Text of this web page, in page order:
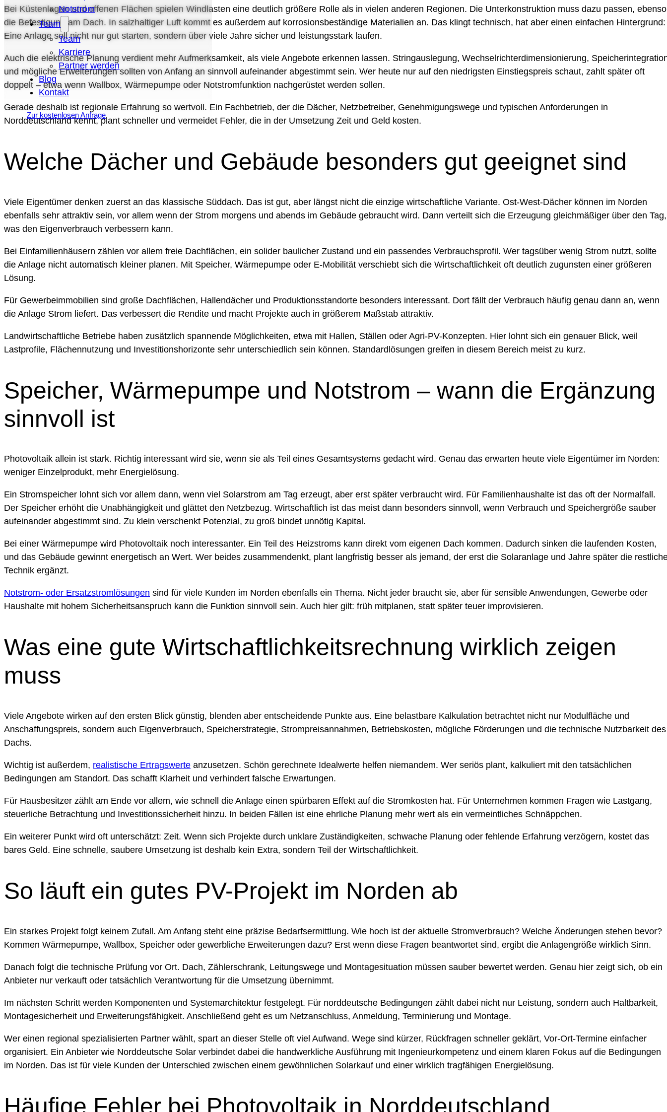
Notstrom
Team
Team
Karriere
Partner werden
Blog
Kontakt
Zur kostenlosen Anfrage
Bei Küstenlagen und offenen Flächen spielen Windlasten eine deutlich größere Rolle als in vielen anderen Regionen. Die Unterkonstruktion muss dazu passen, ebenso
die Befestigung am Dach. In salzhaltiger Luft kommt es außerdem auf korrosionsbeständige Materialien an. Das klingt technisch, hat aber einen einfachen Hintergrund:
Eine Anlage soll nicht nur gut starten, sondern über viele Jahre sicher und leistungsstark laufen.
Auch die elektrische Planung verdient mehr Aufmerksamkeit, als viele Angebote erkennen lassen. Stringauslegung, Wechselrichterdimensionierung,
und mögliche Erweiterungen sollten von Anfang an sinnvoll aufeinander abgestimmt sein. Wer heute nur auf den niedrigsten Einstiegspreis schaut, zahlt später oft
doppelt – etwa wenn Wallbox, Wärmepumpe oder Notstromfunktion nachgerüstet werden sollen.
Gerade deshalb ist regionale Erfahrung so wertvoll. Ein Fachbetrieb, der die Dächer, Netzbetreiber, Genehmigungswege und typischen Anforderungen in
Norddeutschland kennt, plant schneller und vermeidet Fehler, die in der Umsetzung Zeit und Geld kosten.
Welche Dächer und Gebäude besonders gut geeignet sind
Viele Eigentümer denken zuerst an das klassische Süddach. Das ist gut, aber längst nicht die einzige wirtschaftliche Variante. Ost-West-Dächer können im Norden
ebenfalls sehr attraktiv sein, vor allem wenn der Strom morgens und abends im Gebäude gebraucht wird. Dann verteilt sich die Erzeugung gleichmäßiger über den Tag,
was den Eigenverbrauch verbessern kann.
Bei Einfamilienhäusern zählen vor allem freie Dachflächen, ein solider baulicher Zustand und ein passendes Verbrauchsprofil. Wer tagsüber wenig Strom nutzt, sollte
die Anlage nicht automatisch kleiner planen. Mit Speicher, Wärmepumpe oder E-Mobilität verschiebt sich die Wirtschaftlichkeit oft deutlich zugunsten einer größeren
Lösung.
Für Gewerbeimmobilien sind große Dachflächen, Hallendächer und Produktionsstandorte besonders interessant. Dort fällt der Verbrauch häufig genau dann an, wenn
die Anlage Strom liefert. Das verbessert die Rendite und macht Projekte auch in größerem Maßstab attraktiv.
Landwirtschaftliche Betriebe haben zusätzlich spannende Möglichkeiten, etwa mit Hallen, Ställen oder Agri-PV-Konzepten. Hier lohnt sich ein genauer Blick, weil
Lastprofile, Flächennutzung und Investitionshorizonte sehr unterschiedlich sein können. Standardlösungen greifen in diesem Bereich meist zu kurz.
Speicher, Wärmepumpe und Notstrom – wann die Ergänzung
sinnvoll ist
Photovoltaik allein ist stark. Richtig interessant wird sie, wenn sie als Teil eines Gesamtsystems gedacht wird. Genau das erwarten heute viele Eigentümer im Norden:
weniger Einzelprodukt, mehr Energielösung.
Ein Stromspeicher lohnt sich vor allem dann, wenn viel Solarstrom am Tag erzeugt, aber erst später verbraucht wird. Für Familienhaushalte ist das oft der Normalfall.
Der Speicher erhöht die Unabhängigkeit und glättet den Netzbezug. Wirtschaftlich ist das meist dann besonders sinnvoll, wenn Verbrauch und Speichergröße sauber
aufeinander abgestimmt sind. Zu klein verschenkt Potenzial, zu groß bindet unnötig Kapital.
Bei einer Wärmepumpe wird Photovoltaik noch interessanter. Ein Teil des Heizstroms kann direkt vom eigenen Dach kommen. Dadurch sinken die laufenden Kosten,
und das Gebäude gewinnt energetisch an Wert. Wer beides zusammendenkt, plant langfristig besser als jemand, der erst die Solaranlage und Jahre später die
Technik ergänzt.
Notstrom- oder Ersatzstromlösungen sind für viele Kunden im Norden ebenfalls ein Thema. Nicht jeder braucht sie, aber für sensible Anwendungen, Gewerbe oder
Haushalte mit hohem Sicherheitsanspruch kann die Funktion sinnvoll sein. Auch hier gilt: früh mitplanen, statt später teuer improvisieren.
Was eine gute Wirtschaftlichkeitsrechnung wirklich zeigen
muss
Viele Angebote wirken auf den ersten Blick günstig, blenden aber entscheidende Punkte aus. Eine belastbare Kalkulation betrachtet nicht nur Modulfläche und
Anschaffungspreis, sondern auch Eigenverbrauch, Speicherstrategie, Strompreisannahmen, Betriebskosten, mögliche Förderungen und die technische Nutzbarkeit des
Dachs.
Wichtig ist außerdem, realistische Ertragswerte anzusetzen. Schön gerechnete Idealwerte helfen niemandem. Wer seriös plant, kalkuliert mit den tatsächlichen
Bedingungen am Standort. Das schafft Klarheit und verhindert falsche Erwartungen.
Für Hausbesitzer zählt am Ende vor allem, wie schnell die Anlage einen spürbaren Effekt auf die Stromkosten hat. Für Unternehmen kommen Fragen wie Lastgang,
steuerliche Betrachtung und Investitionssicherheit hinzu. In beiden Fällen ist eine ehrliche Planung mehr wert als ein vermeintliches Schnäppchen.
Ein weiterer Punkt wird oft unterschätzt: Zeit. Wenn sich Projekte durch unklare Zuständigkeiten, schwache Planung oder fehlende Erfahrung verzögern, kostet das
bares Geld. Eine schnelle, saubere Umsetzung ist deshalb kein Extra, sondern Teil der Wirtschaftlichkeit.
So läuft ein gutes PV-Projekt im Norden ab
Ein starkes Projekt folgt keinem Zufall. Am Anfang steht eine präzise Bedarfsermittlung. Wie hoch ist der aktuelle Stromverbrauch? Welche Änderungen stehen bevor?
Kommen Wärmepumpe, Wallbox, Speicher oder gewerbliche Erweiterungen dazu? Erst wenn diese Fragen beantwortet sind, ergibt die Anlagengröße wirklich Sinn.
Danach folgt die technische Prüfung vor Ort. Dach, Zählerschrank, Leitungswege und Montagesituation müssen sauber bewertet werden. Genau hier zeigt sich, ob ein
Anbieter nur verkauft oder tatsächlich Verantwortung für die Umsetzung übernimmt.
Im nächsten Schritt werden Komponenten und Systemarchitektur festgelegt. Für norddeutsche Bedingungen zählt dabei nicht nur Leistung, sondern auch Haltbarkeit,
Montagesicherheit und Erweiterungsfähigkeit. Anschließend geht es um Netzanschluss, Anmeldung, Terminierung und Montage.
Wer einen regional spezialisierten Partner wählt, spart an dieser Stelle oft viel Aufwand. Wege sind kürzer, Rückfragen schneller geklärt, Vor-Ort-Termine einfacher
organisiert. Ein Anbieter wie Norddeutsche Solar verbindet dabei die handwerkliche Ausführung mit Ingenieurkompetenz und einem klaren Fokus auf die Bedingungen
im Norden. Das ist für viele Kunden der Unterschied zwischen einem gewöhnlichen Solarkauf und einer wirklich tragfähigen Energielösung.
Häufige Fehler bei Photovoltaik in Norddeutschland